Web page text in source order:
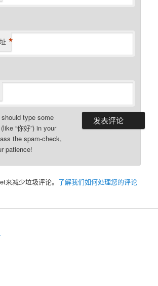
*
should type some
“你好”) in your
the spam-check,
patience!
来减少垃圾评论。 了解我们如何处理您的评论